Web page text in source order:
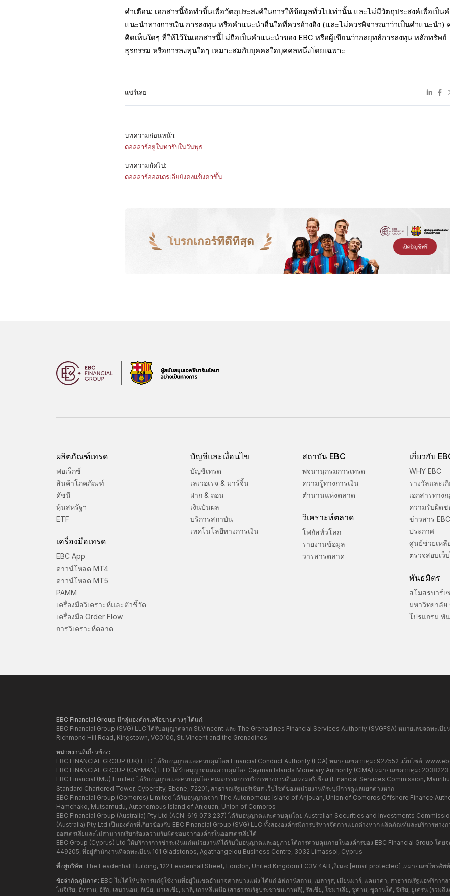
คำเตือน: เอกสารนี้จัดทำขึ้นเพื่อวัตถุประสงค์ในการให้ข้อมูลทั่วไปเท่านั้น และไม่มีวัตถุประสงค์เพื่อเป็น
แนะนำทางการเงิน การลงทุน หรือคำแนะนำอื่นใดที่ควรอ้างอิง (และไม่ควรพิจารณาว่าเป็นคำแนะนำ)
คิดเห็นใดๆ ที่ให้ไว้ในเอกสารนี้ไม่ถือเป็นคำแนะนำของ EBC หรือผู้เขียนว่ากลยุทธ์การลงทุน หลักทรัพย์
ธุรกรรม หรือการลงทุนใดๆ เหมาะสมกับบุคคลใดบุคคลหนึ่งโดยเฉพาะ
แชร์เลย
บทความก่อนหน้า:
ดอลลาร์อยู่ในท่ารับในวันพุธ
บทความถัดไป:
ดอลลาร์ออสเตรเลียยังคงแข็งค่าขึ้น
โบรกเกอร์ที่ดีที่สุด เปิดบัญชีฟรี
ผลิตภัณฑ์เทรด
ฟอเร็กซ์
สินค้าโภคภัณฑ์
ดัชนี
หุ้นสหรัฐฯ
ETF
เครื่องมือเทรด
EBC App
ดาวน์โหลด MT4
ดาวน์โหลด MT5
PAMM
เครื่องมือวิเคราะห์และตัวชี้วัด
เครื่องมือ Order Flow
การวิเคราะห์ตลาด
บัญชีและเงื่อนไข
บัญชีเทรด
เลเวอเรจ & มาร์จิ้น
ฝาก & ถอน
เงินปันผล
บริการสถาบัน
เทคโนโลยีทางการเงิน
สถาบัน EBC
พจนานุกรมการเทรด
ความรู้ทางการเงิน
ตำนานแห่งตลาด
วิเคราะห์ตลาด
โฟกัสทั่วโลก
รายงานข้อมูล
วารสารตลาด
เกี่ยวกับ
WHY EBC
รางวัลและเ
เอกสารทาง
ความรับผิด
ข่าวสาร
ประกาศ
ศูนย์ช่วยเหลื
ตรวจสอบเว็
พันธมิตร
สโมสรบาร์เ
มหาวิทยาลัย
โปรแกรม พั
EBC Financial Group มีกลุ่มองค์กรเครือข่ายต่างๆ ได้แก่:
EBC Financial Group (SVG) LLC ได้รับอนุญาตจาก St.Vincent และ The Grenadines Financial Services Authority (SVGFSA) หมายเลขจดทะเ
Richmond Hill Road, Kingstown, VC0100, St. Vincent and the Grenadines.
หน่วยงานที่เกี่ยวข้อง:
EBC FINANCIAL GROUP (UK) LTD ได้รับอนุญาตและควบคุมโดย Financial Conduct Authority (FCA) หมายเลขควบคุม: 927552 ,เว็บไซต์:
EBC FINANCIAL GROUP (CAYMAN) LTD ได้รับอนุญาตและควบคุมโดย Cayman Islands Monetary Authority (CIMA) หมายเลขควบคุม:
EBC Financial (MU) Limited ได้รับอนุญาตและควบคุมโดยคณะกรรมการบริการทางการเงินแห่งมอริเชียส (Financial Services Commission,
Standard Chartered Tower, Cybercity, Ebene, 72201, สาธารณรัฐมอริเชียส เว็บไซต์ของหน่วยงานที่ระบุมีการดูแลแยกต่างหาก
EBC Financial Group (Comoros) Limited ได้รับอนุญาตจาก The Autonomous Island of Anjouan, Union of Comoros Offshore Finance
Hamchako, Mutsamudu, Autonomous Island of Anjouan, Union of Comoros
EBC Financial Group (Australia) Pty Ltd (ACN: 619 073 237) ได้รับอนุญาตและควบคุมโดย Australian Securities and Investments
(Australia) Pty Ltd เป็นองค์กรที่เกี่ยวข้องกับ EBC Financial Group (SVG) LLC ทั้งสององค์กรมีการบริหารจัดการแยกต่างหาก ผลิตภัณฑ์และบริการทาง
ออสเตรเลียและไม่สามารถเรียกร้องความรับผิดชอบจากองค์กรในออสเตรเลียได้
EBC Group (Cyprus) Ltd ให้บริการการชำระเงินแก่หน่วยงานที่ได้รับใบอนุญาตและอยู่ภายใต้การควบคุมภายในองค์กรของ EBC Financial Group โด
449205, ที่อยู่สำนักงานที่จดทะเบียน 101 Gladstonos, Agathangelou Business Centre, 3032 Limassol, Cyprus
ที่อยู่บริษัท: The Leadenhall Building, 122 Leadenhall Street, London, United Kingdom EC3V 4AB ,อีเมล: [email protected] ,หมายเลขโทรศั
ข้อจำกัดภูมิภาค: EBC ไม่ได้ให้บริการแก่ผู้ใช้งานที่อยู่ในเขตอำนาจศาลบางแห่ง ได้แก่ อัฟกานิสถาน, เบลารุส, เมียนมาร์, แคนาดา, สาธารณรัฐแอฟริกากล
ไนจีเรีย, อิหร่าน, อิรัก, เลบานอน, ลิเบีย, มาเลเซีย, มาลี, เกาหลีเหนือ (สาธารณรัฐประชาชนเกาหลี), รัสเซีย, โซมาเลีย, ซูดาน, ซูดานใต้, ซีเรีย, ยูเครน (รวม